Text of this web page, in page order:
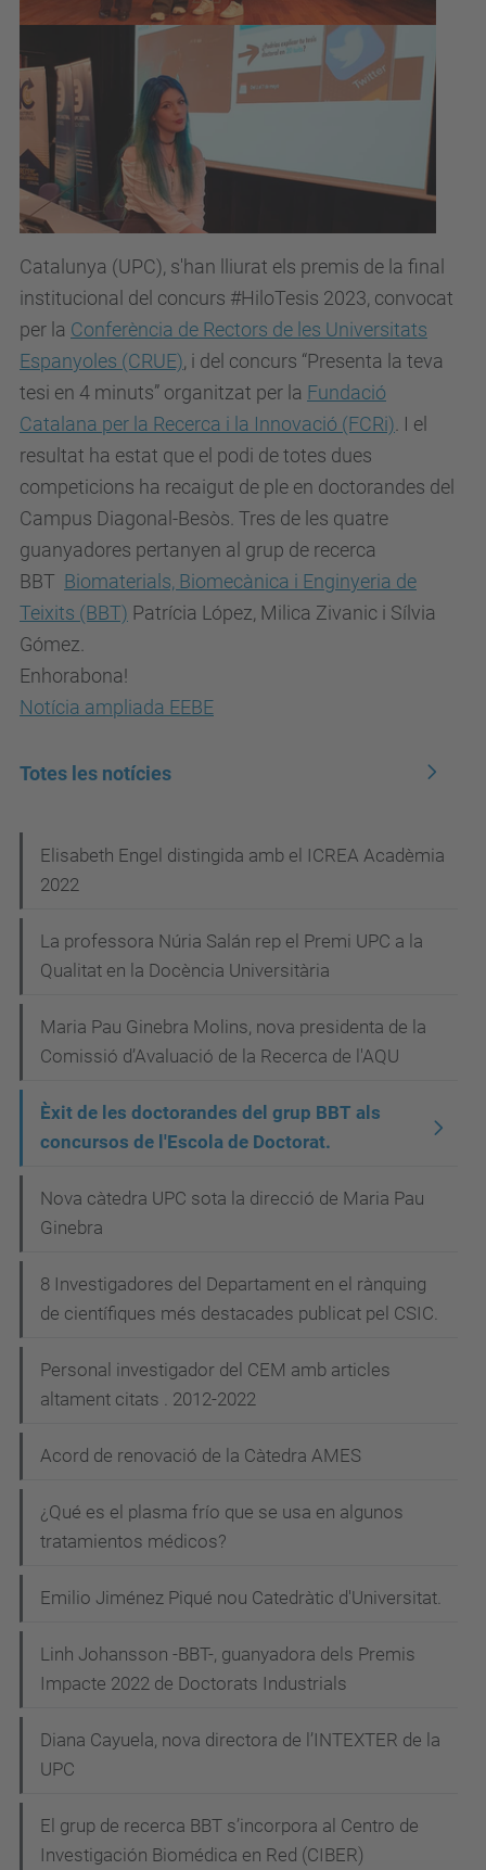
Catalunya (UPC), s'han lliurat els premis de la final
institucional del concurs #HiloTesis 2023, convocat
per la Conferència de Rectors de les Universitats
Espanyoles (CRUE), i del concurs “Presenta la teva
tesi en 4 minuts” organitzat per la Fundació
Catalana per la Recerca i la Innovació (FCRi) . I el
resultat ha estat que el podi de totes dues
competicions ha recaigut de ple en doctorandes del
Campus Diagonal-Besòs. Tres de les quatre
guanyadores pertanyen al grup de recerca
BBT Biomaterials, Biomecànica i Enginyeria de
Teixits (BBT) Patrícia López, Milica Zivanic i Sílvia
Gómez.
Enhorabona!
Notícia ampliada EEBE
Totes les notícies
g
c
Elisabeth Engel distingida amb el ICREA Acadèmia
2022
La professora Núria Salán rep el Premi UPC a la
Qualitat en la Docència Universitària
Maria Pau Ginebra Molins, nova presidenta de la
Comissió d’Avaluació de la Recerca de l'AQU
Èxit de les doctorandes del grup BBT als
concursos de l'Escola de Doctorat.
Nova càtedra UPC sota la direcció de Maria Pau
Ginebra
8 Investigadores del Departament en el rànquing
de científiques més destacades publicat pel CSIC.
Personal investigador del CEM amb articles
altament citats . 2012-2022
Acord de renovació de la Càtedra AMES
¿Qué es el plasma frío que se usa en algunos
tratamientos médicos?
Emilio Jiménez Piqué nou Catedràtic d'Universitat.
Linh Johansson -BBT-, guanyadora dels Premis
Impacte 2022 de Doctorats Industrials
Diana Cayuela, nova directora de l’INTEXTER de la
UPC
El grup de recerca BBT s’incorpora al Centro de
Investigación Biomédica en Red (CIBER)